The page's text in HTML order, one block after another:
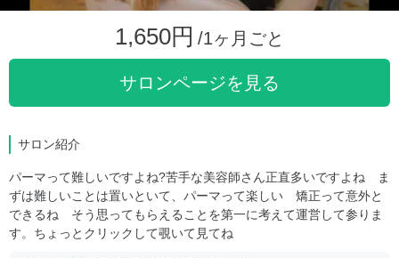
1,650円 /1ヶ月ごと
サロンページを見る
サロン紹介
パーマって難しいですよね?苦手な美容師さん正直多いですよね ま
ずは難しいことは置いといて、パーマって楽しい 矯正って意外と
できるね そう思ってもらえることを第一に考えて運営して参りま
す。ちょっとクリックして覗いて見てね